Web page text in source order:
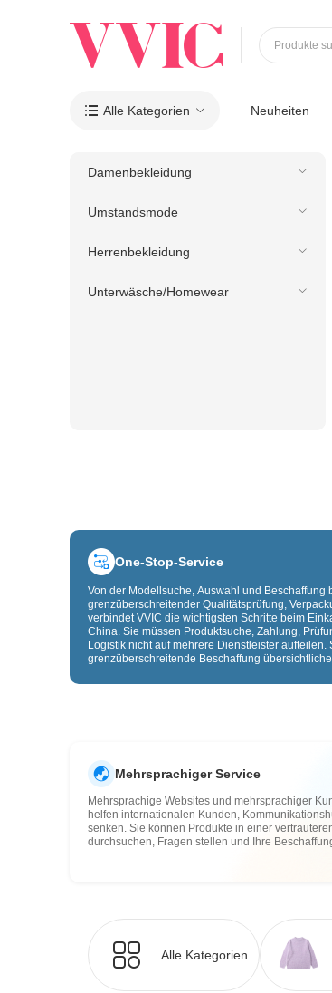
Produkte
 Alle Kategorien Neuheiten
Damenbekleidung
Umstandsmode
Herrenbekleidung
Unterwäsche/Homewear
One-Stop-Service
Von der Modellsuche, Auswahl und Beschaffung
grenzüberschreitender Qualitätsprüfung,
verbindet VVIC die wichtigsten Schritte beim
China. Sie müssen Produktsuche, Zahlung,
Logistik nicht auf mehrere Dienstleister aufteilen.
grenzüberschreitende Beschaffung
Mehrsprachiger Service
Mehrsprachige Websites und mehrsprachiger
helfen internationalen Kunden,
senken. Sie können Produkte in einer
durchsuchen, Fragen stellen und Ihre
Alle Kategorien